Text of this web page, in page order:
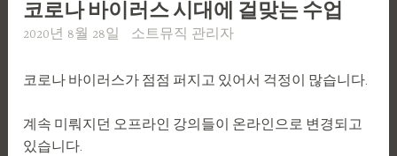
코로나 바이러스 시대에 걸맞는 수업
2020년 8월 28일 소트뮤직 관리자
코로나 바이러스가 점점 퍼지고 있어서 걱정이 많습니다.
계속 미뤄지던 오프라인 강의들이 온라인으로 변경되고
있습니다.